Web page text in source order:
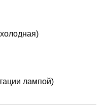
лампой)